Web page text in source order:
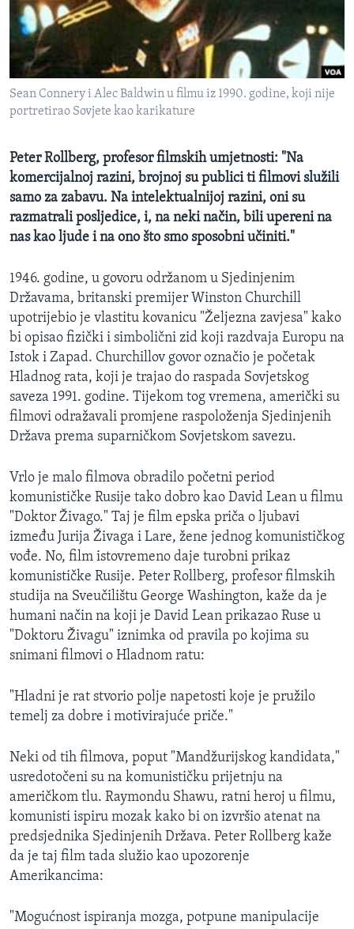
MAGAZIN
O GLASU AMERIKE
Learning English
Jezici
Sean Connery i Alec Baldwin u filmu iz 1990. godine, koji nije
portretirao Sovjete kao karikature
Peter Rollberg, profesor filmskih umjetnosti: "Na
komercijalnoj razini, brojnoj su publici ti filmovi služili
samo za zabavu. Na intelektualnijoj razini, oni su
razmatrali posljedice, i, na neki način, bili upereni na
nas kao ljude i na ono što smo sposobni učiniti."
1946. godine, u govoru održanom u Sjedinjenim
Državama, britanski premijer Winston Churchill
upotrijebio je vlastitu kovanicu "Željezna zavjesa" kako
bi opisao fizički i simbolični zid koji razdvaja Europu na
Istok i Zapad. Churchillov govor označio je početak
Hladnog rata, koji je trajao do raspada Sovjetskog
saveza 1991. godine. Tijekom tog vremena, američki su
filmovi odražavali promjene raspoloženja Sjedinjenih
Država prema suparničkom Sovjetskom savezu.
Vrlo je malo filmova obradilo početni period
komunističke Rusije tako dobro kao David Lean u filmu
"Doktor Živago." Taj je film epska priča o ljubavi
između Jurija Živaga i Lare, žene jednog komunističkog
vođe. No, film istovremeno daje turobni prikaz
komunističke Rusije. Peter Rollberg, profesor filmskih
studija na Sveučilištu George Washington, kaže da je
humani način na koji je David Lean prikazao Ruse u
"Doktoru Živagu" iznimka od pravila po kojima su
snimani filmovi o Hladnom ratu:
"Hladni je rat stvorio polje napetosti koje je pružilo
temelj za dobre i motivirajuće priče."
Neki od tih filmova, poput "Mandžurijskog kandidata,"
usredotočeni su na komunističku prijetnju na
američkom tlu. Raymondu Shawu, ratni heroj u filmu,
komunisti ispiru mozak kako bi on izvršio atenat na
predsjednika Sjedinjenih Država. Peter Rollberg kaže
da je taj film tada služio kao upozorenje
Amerikancima:
"Mogućnost ispiranja mozga, potpune manipulacije